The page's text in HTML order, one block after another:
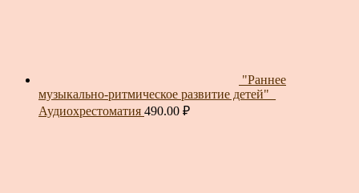
"Раннее
музыкально-ритмическое развитие детей"_
Аудиохрестоматия 490.00 ₽